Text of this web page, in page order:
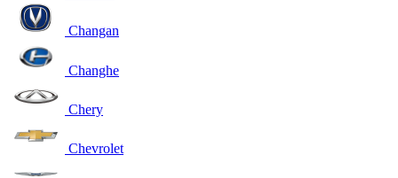
Changan
Changhe
Chery
Chevrolet